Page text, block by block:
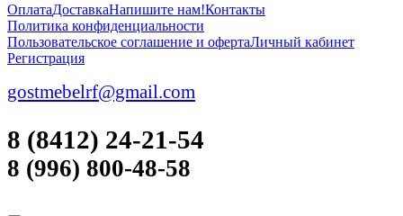
ОплатаДоставкаНапишите нам!Контакты
Политика конфиденциальности
Пользовательское соглашение и офертаЛичный кабинет
Регистрация
gostmebelrf@gmail.com
8 (8412) 24-21-54
8 (996) 800-48-58